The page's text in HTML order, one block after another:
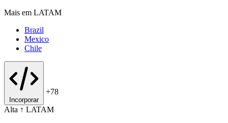
Mais em LATAM
Brazil
Mexico
Chile
Incorporar
+78
Alta ↑ LATAM